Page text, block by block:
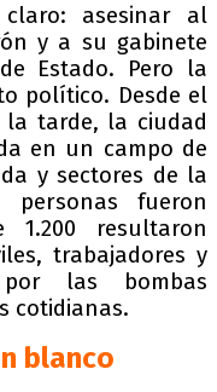
asesinar al
y a su gabinete
Estado. Pero la
político. Desde el
la tarde, la ciudad
en un campo de
y sectores de la
personas fueron
1.200 resultaron
trabajadores y
por las bombas
cotidianas.
blanco